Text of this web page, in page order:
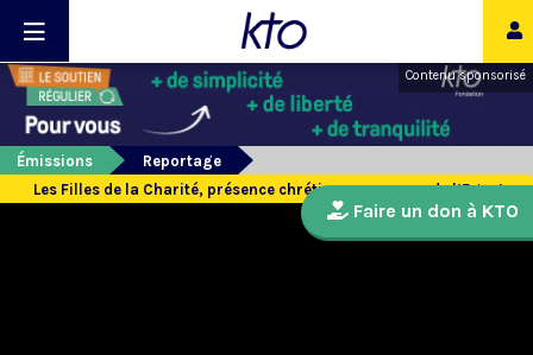
Contenu sponsorisé
Émissions
Reportage
Les Filles de la Charité, présence chrétienne au coeur de l’Egypte
Faire un don à KTO